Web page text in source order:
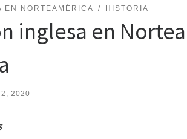
EN NORTEAMÉRICA HISTORIA
inglesa en
2020